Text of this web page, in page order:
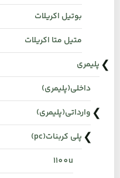
بوتیل اکریلات
متیل متا اکریلات
پلیمری
داخلی(پلیمری)
وارداتی(پلیمری)
پلی کربنات(pc)
1100u